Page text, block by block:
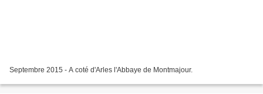
Septembre 2015 - A coté d'Arles l'Abbaye de Montmajour.